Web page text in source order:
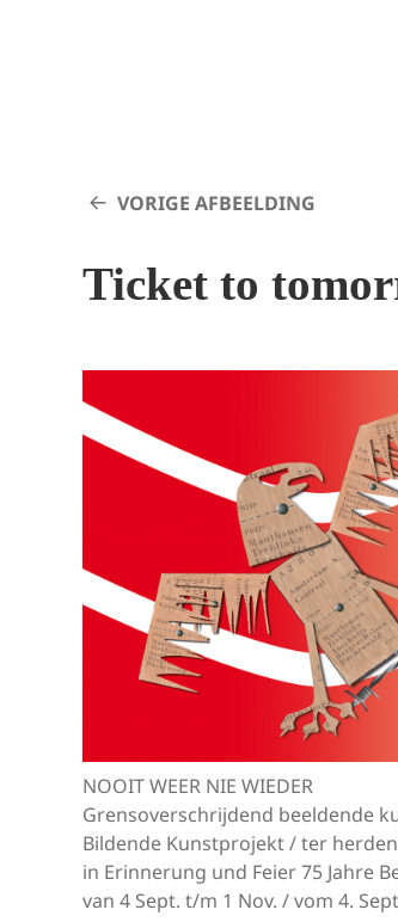
VORIGE AFBEELDING
Ticket to
NOOIT WEER NIE WIEDER
Grensoverschrijdend beeldende
Bildende Kunstprojekt / ter
in Erinnerung und Feier 75 Jahre
van 4 Sept. t/m 1 Nov. / vom 4.